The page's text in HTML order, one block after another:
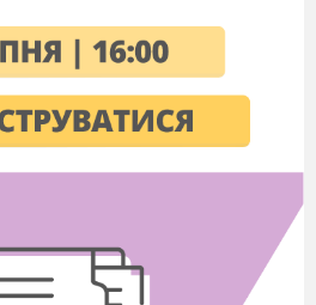
Г магнолія, робінія
Д щитник, орляк
профілактичних заходів,
та роль вірусів у живій природі.
еукаріотична істота
взяті клітини багатоклітинного